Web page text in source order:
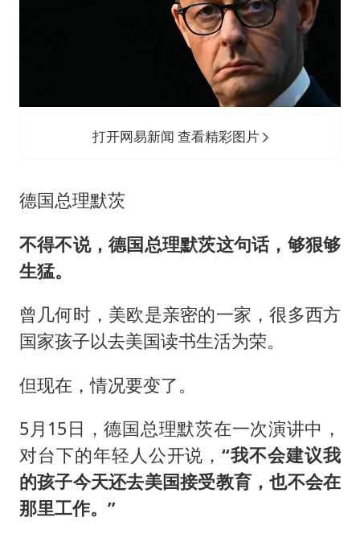
打开网易新闻 查看精彩图片
德国总理默茨
不得不说，德国总理默茨这句话，够狠够
生猛。
曾几何时，美欧是亲密的一家，很多西方
国家孩子以去美国读书生活为荣。
但现在，情况要变了。
5月15日，德国总理默茨在一次演讲中，
对台下的年轻人公开说，“我不会建议我
的孩子今天还去美国接受教育，也不会在
那里工作。”